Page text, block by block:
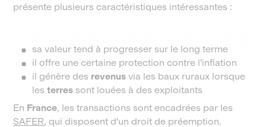
présente plusieurs caractéristiques intéressantes :
sa valeur tend à progresser sur le long terme
il offre une certaine protection contre l'inflation
il génère des revenus via les baux ruraux lorsque
lesterres sont louées à des exploitants
En France, les transactions sont encadrées par les
SAFER, qui disposent d'un droit de préemption.